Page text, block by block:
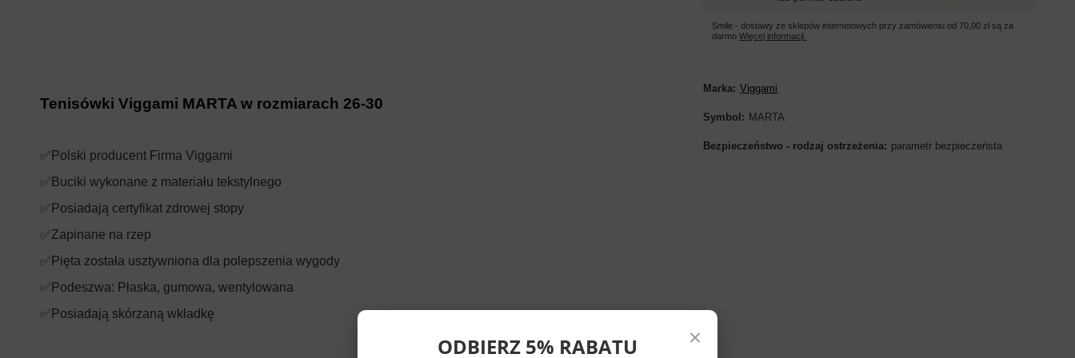
Smile - dostawy ze sklepów internetowych przy zamówieniu od 70,00 zł są za
darmoWięcej informacji.
Tenisówki Viggami MARTA w rozmiarach 26-30
✅Polski producent Firma Viggami
✅Buciki wykonane z materiału tekstylnego
✅Posiadają certyfikat zdrowej stopy
✅Zapinane na rzep
✅Pięta została usztywniona dla polepszenia wygody
✅Podeszwa: Płaska, gumowa, wentylowana
✅Posiadają skórzaną wkładkę
Marka Viggami
Symbol MARTA
Bezpieczeństwo - rodzaj ostrzeżenia parametr bezpieczeństa
×
ODBIERZ 5% RABATU